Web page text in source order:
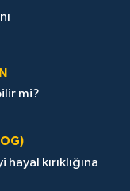
mi?
kırıklığına